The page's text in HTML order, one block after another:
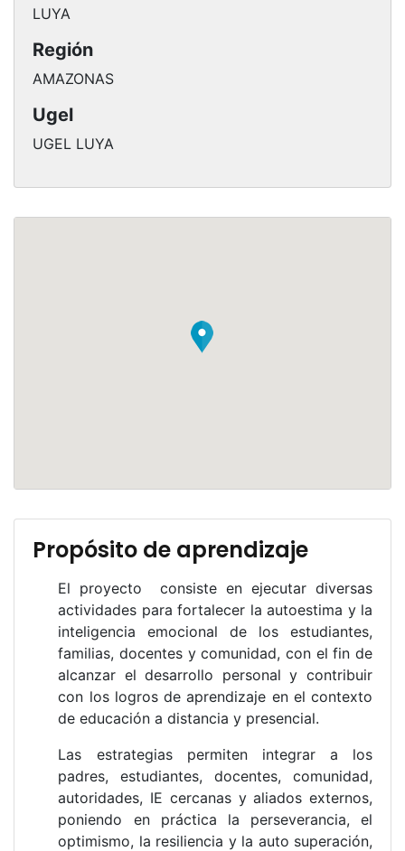
LUYA
Región
AMAZONAS
Ugel
UGEL LUYA
Propósito de aprendizaje
El proyecto consiste en ejecutar diversas
actividades para fortalecer la autoestima y la
inteligencia emocional de los estudiantes,
familias, docentes y comunidad, con el fin de
alcanzar el desarrollo personal y contribuir
con los logros de aprendizaje en el contexto
de educación a distancia y presencial.
Las estrategias permiten integrar a los
padres, estudiantes, docentes, comunidad,
autoridades, IE cercanas y aliados externos,
poniendo en práctica la perseverancia, el
optimismo, la resiliencia y la auto superación,